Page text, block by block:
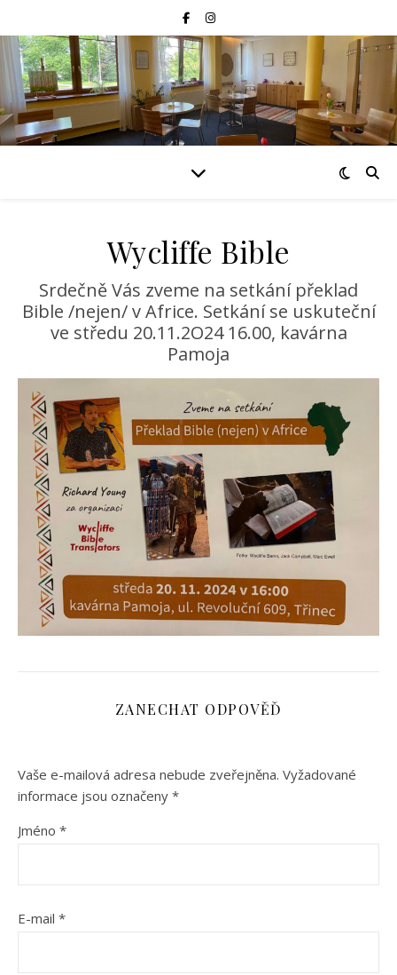
Wycliffe Bible
Srdečně Vás zveme na setkání překlad
Bible /nejen/ v Africe. Setkání se uskuteční
ve středu 20.11.2O24 16.00, kavárna
Pamoja
ZANECHAT ODPOVĚĎ
Vaše e-mailová adresa nebude zveřejněna. Vyžadované
informace jsou označeny *
Jméno *
E-mail *